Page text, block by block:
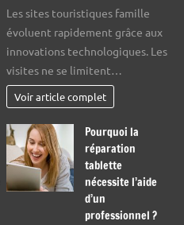
Les sites touristiques famille
évoluent rapidement grâce aux
innovations technologiques. Les
visites ne se limitent…
Voir article complet
Pourquoi la
réparation
tablette
nécessite l’aide
d’un
professionnel ?